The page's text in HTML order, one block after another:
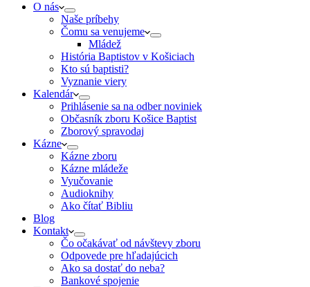
O nás
Naše príbehy
Čomu sa venujeme
Mládež
História Baptistov v Košiciach
Kto sú baptisti?
Vyznanie viery
Kalendár
Prihlásenie sa na odber noviniek
Občasník zboru Košice Baptist
Zborový spravodaj
Kázne
Kázne zboru
Kázne mládeže
Vyučovanie
Audioknihy
Ako čítať Bibliu
Blog
Kontakt
Čo očakávať od návštevy zboru
Odpovede pre hľadajúcich
Ako sa dostať do neba?
Bankové spojenie